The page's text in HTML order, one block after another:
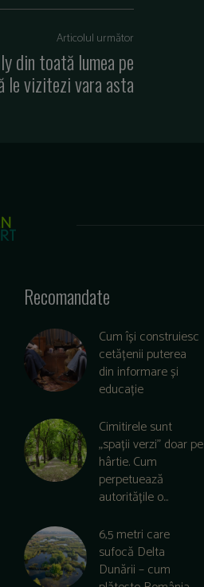
Articolul următor
din toată lumea pe
le vizitezi vara asta
Recomandate
Cum își construiesc
cetățenii puterea
din informare și
educație
Cimitirele sunt
„spații verzi” doar pe
hârtie. Cum
perpetuează
autoritățile o...
6,5 metri care
sufocă Delta
Dunării – cum